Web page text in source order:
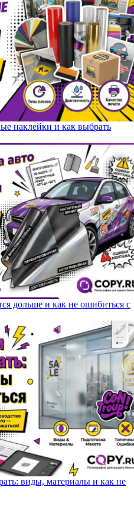
наклейки и как выбрать
дольше и как не ошибиться с
виды, материалы и как не